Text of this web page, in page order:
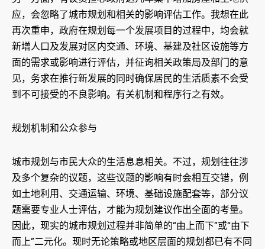
应，会忽略了城市规划和相关的影响评估工作。我想在此
再次重申，政府在规划每一个发展项目的过程中，均会就
新增人口及发展对区内交通、环境、基建及社区设施等方
面的需求或影响进行评估，并征询相关政策局及部门的意
见，务求在推行新发展的同时确保居民的生活质素不会受
到不可接受的不良影响。有关机制和程序行之有效。
规划机制和公众参与
城市规划与市民大众的生活息息相关。不过，规划往往涉
及多个复杂的议题，这些议题的影响有时会相互交错，例
如土地利用、交通运输、环境、基础设施配套等，部分议
题需要专业人士评估，才能为规划建议作出全面的考量。
因此，现实的城市规划过程并非简单的“由上而下”或“由下
而上”二元化。现时无论策略或地区层面的规划都已有不同